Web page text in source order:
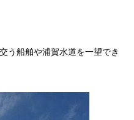
う船舶や浦賀水道を一望でき